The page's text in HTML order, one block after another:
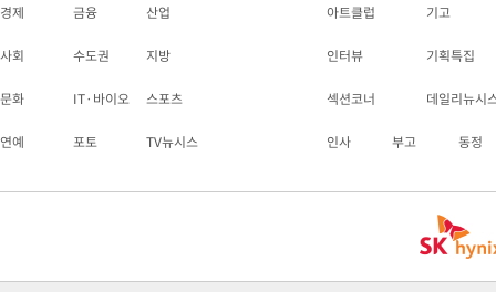
경제 금융 산업
사회 수도권 지방
문화 IT·바이오 스포츠
연예 포토 TV뉴시스
아트클럽 기고
인터뷰 기획특집
섹션코너 데일리뉴시
인사 부고 동정